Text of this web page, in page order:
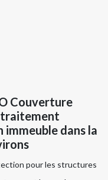
Couverture
traitement
dans la
pour les structures